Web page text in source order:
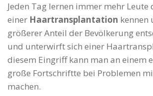
Jeden Tag lernen immer mehr
einer Haartransplantation kennen
größerer Anteil der Bevölkerung
und unterwirft sich einer
diesem Eingriff kann man an einem
große Fortschriftte bei Problemen
machen.